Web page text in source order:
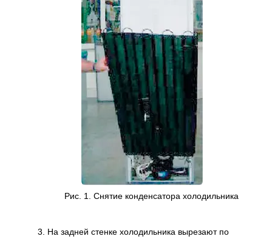
Рис. 1. Снятие конденсатора холодильника
3. На задней стенке холодильника вырезают по